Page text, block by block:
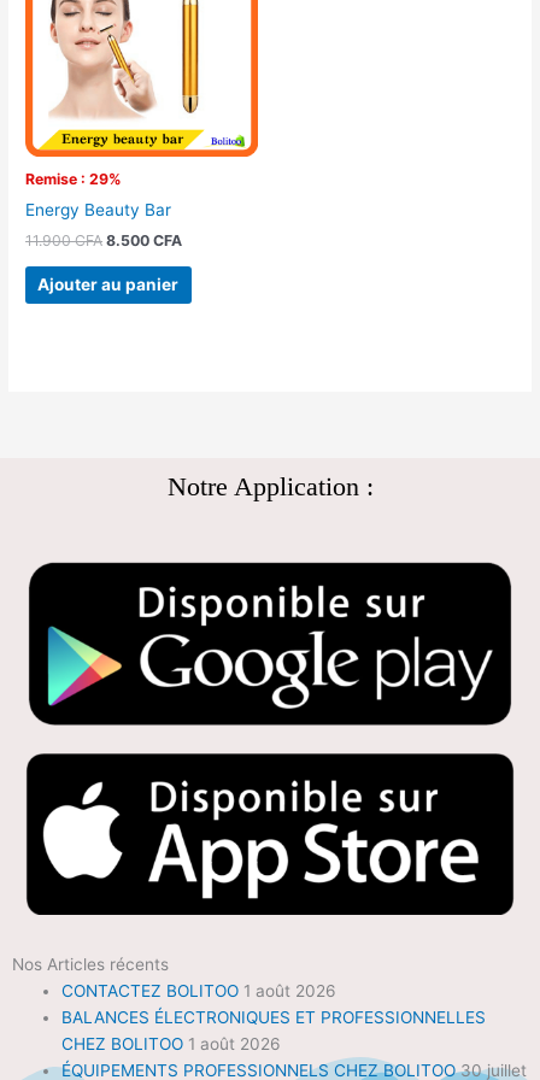
Remise : 29%
Energy Beauty Bar
11.900CFA
11.900 CFA.
8.500CFA
8.500 CFA.
Ajouter au panier
Notre Application :
Nos Articles récents
CONTACTEZ BOLITOO 1 août 2026
BALANCES ÉLECTRONIQUES ET PROFESSIONNELLES
CHEZ BOLITOO 1 août 2026
ÉQUIPEMENTS PROFESSIONNELS CHEZ BOLITOO 30 juillet